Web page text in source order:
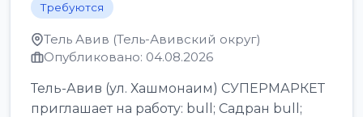
Требуются
Тель Авив (Тель-Авивский округ)
Опубликовано: 04.08.2026
Тель-Авив (ул. Хашмонаим) СУПЕРМАРКЕТ
приглашает на работу: bull; Садран bull;